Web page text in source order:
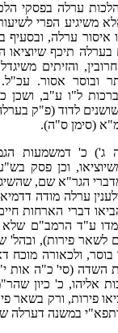
הלכות ערלה בפסקי
משיגיע הפרי
איסור ערלה, ובסעיף
תיכף שיוציאו
והזיתים
ובוסר אסור.
ל"ו ע"ב, ושכן
לדוד (פ"ק
(סימן ס"ה).
ג') כ' דמשמעות
וכן פסק
הגר"א שם,
ערלה מודה
דברי הארחות
ע"ד הרמב"ם שלא
לשאר פירות), ובהל'
בוסר, ולכאורה
השדה (סי' כ"ה אות
אליהו, כ' כיון
פירות, ורק בשאר
ותפא"י במשנה דערלה